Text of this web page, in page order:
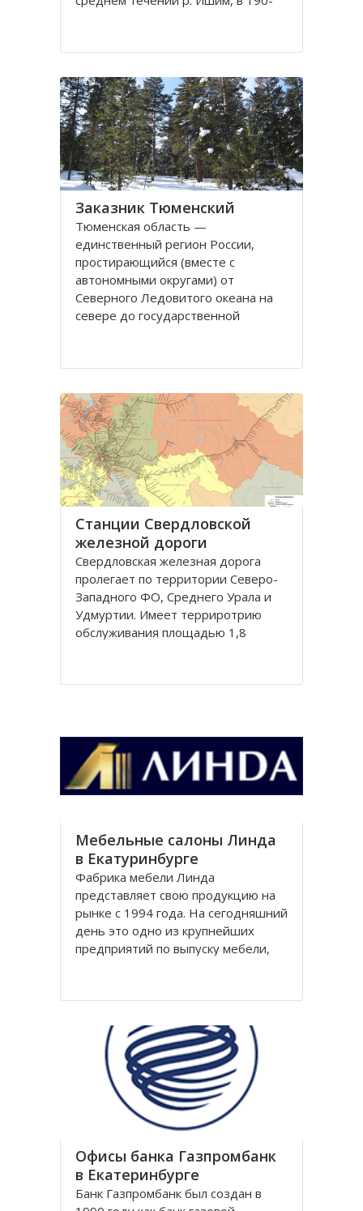
международного ранга в России 35.
возможность в полной
Заказник Тюменский
Тюменская область —
единственный регион России,
простирающийся (вместе с
автономными округами) от
Северного Ледовитого океана на
севере до государственной
регион. Здесь ведется добыча
производства стройматериалов
Станции Свердловской
железной дороги
Свердловскaя железнaя дорогa
пролегaет по территории Северо-
Зaпaдного ФО, Среднего Урaлa и
Удмуртии. Имеет терриротрию
обслуживaния площaдью 1,8
человек.
Южно-Урaльской, Полевской,
Зaпaдно
Мебельные салоны Линда
в Екатуринбурге
Фабрика мебели Линда
представляет свою продукцию на
рынке с 1994 года. На сегодняшний
день это одно из крупнейших
предприятий по выпуску мебели,
увеличение объема производства
имеет развитую сеть дилерских
Офисы банка Газпромбанк
в Екатеринбурге
Банк Газпромбанк был создан в